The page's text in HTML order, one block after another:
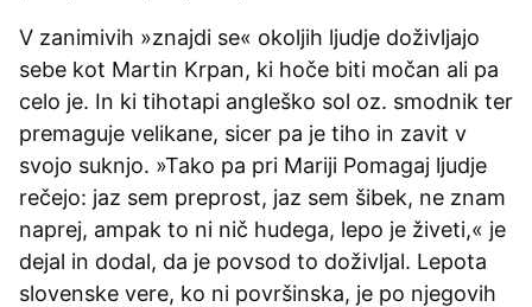
V zanimivih »znajdi se« okoljih ljudje doživljajo
sebe kot Martin Krpan, ki hoče biti močan ali pa
celo je. In ki tihotapi angleško sol oz. smodnik ter
premaguje velikane, sicer pa je tiho in zavit v
svojo suknjo. »Tako pa pri Mariji Pomagaj ljudje
rečejo: jaz sem preprost, jaz sem šibek, ne znam
naprej, ampak to ni nič hudega, lepo je živeti,« je
dejal in dodal, da je povsod to doživljal. Lepota
slovenske vere, ko ni površinska, je po njegovih